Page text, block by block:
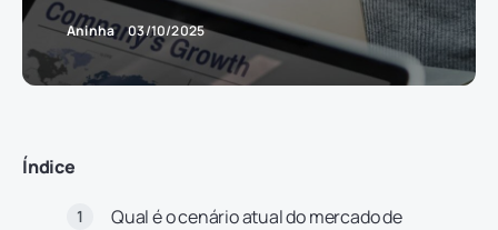
Aninha 03/10/2025
Índice
Qual é o cenário atual do mercado de